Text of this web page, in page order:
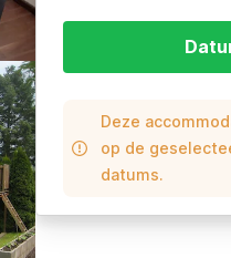
Deze
op de
datums.